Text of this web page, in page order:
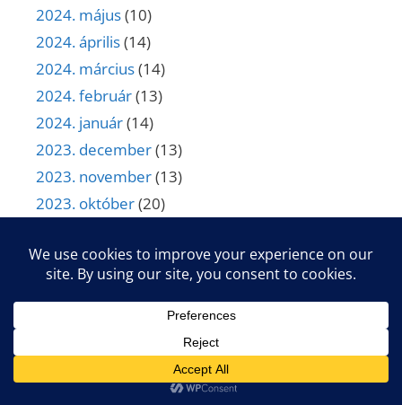
2024. május(10)
2024. április(14)
2024. március(14)
2024. február(13)
2024. január(14)
2023. december(13)
2023. november(13)
2023. október(20)
2023. augusztus(17)
2023. július(16)